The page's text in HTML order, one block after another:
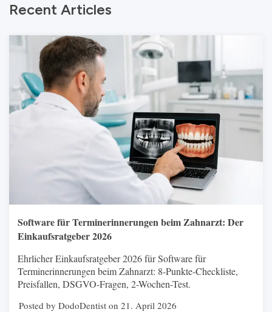
Recent Articles
Software für Terminerinnerungen beim Zahnarzt: Der
Einkaufsratgeber 2026
Ehrlicher Einkaufsratgeber 2026 für Software für
Terminerinnerungen beim Zahnarzt: 8-Punkte-Checkliste,
Preisfallen, DSGVO-Fragen, 2-Wochen-Test.
Posted by DodoDentist on 21. April 2026